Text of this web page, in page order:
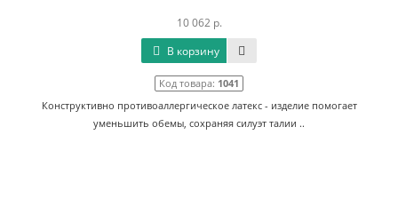
10 062 р.
В корзину
Код товара: 1041
Конструктивно противоаллергическое латекс - изделие помогает
уменьшить обемы, сохраняя силуэт талии ..